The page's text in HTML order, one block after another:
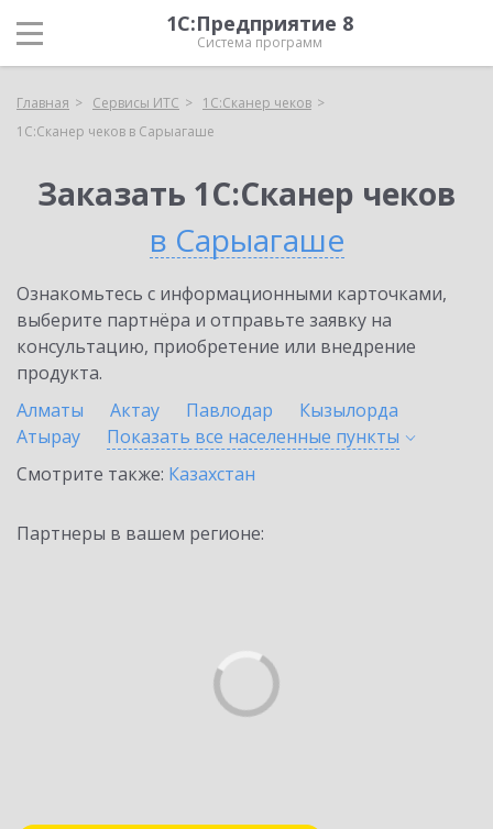
1С:Предприятие 8
Система программ
Главная Сервисы ИТС
1С:Сканер чеков
1С:Сканер чеков в Сарыагаше
Заказать 1С:Сканер чеков
в Сарыагаше
Ознакомьтесь с информационными карточками,
выберите партнёра и отправьте заявку на
консультацию, приобретение или внедрение
продукта.
Алматы
Актау Павлодар
Кызылорда
Атырау
Показать все населенные пункты
Смотрите также: Казахстан
Партнеры в вашем регионе: